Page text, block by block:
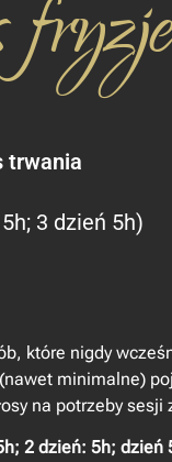
trwania
3 dzień 5h)
które nigdy
minimalne)
na potrzeby
2 dzień: 5h; dzień